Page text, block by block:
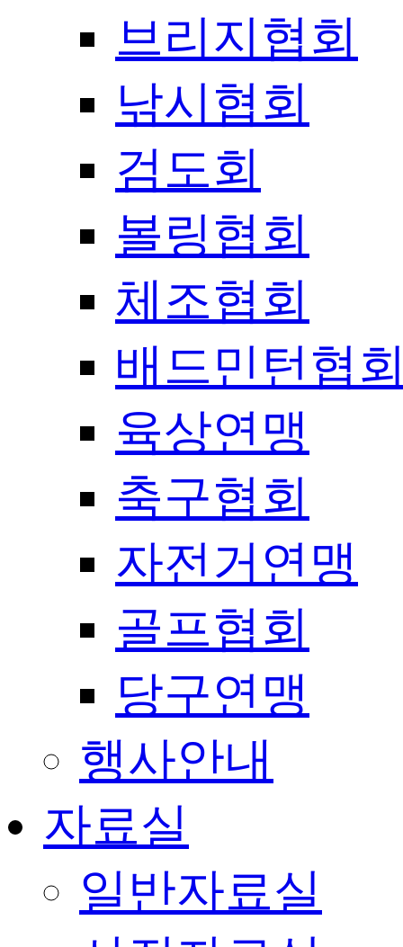
브리지협회
낚시협회
검도회
볼링협회
체조협회
배드민턴협
육상연맹
축구협회
자전거연맹
골프협회
당구연맹
행사안내
자료실
일반자료실